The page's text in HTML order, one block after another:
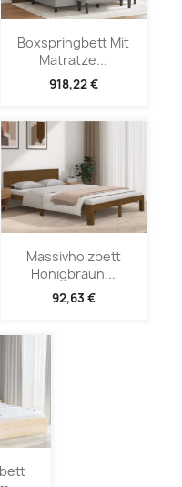
Boxspringbett Mit
Matratze...
918,22 €
Massivholzbett
Honigbraun...
92,63 €